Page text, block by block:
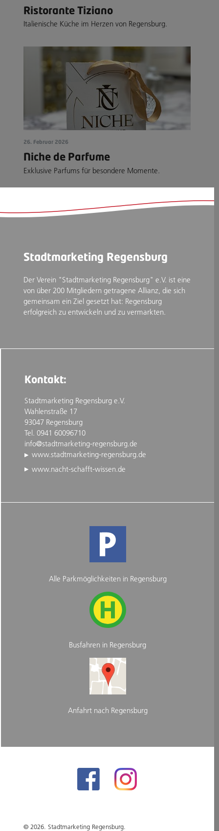
Ristorante Tiziano
Italienische Küche im Herzen von Regensburg.
26. Februar 2026
Niche de Parfume
Exklusive Parfums für besondere Momente.
Stadtmarketing Regensburg
Der Verein "Stadtmarketing Regensburg" e.V. ist eine
von über 200 Mitgliedern getragene Allianz, die sich
gemeinsam ein Ziel gesetzt hat: Regensburg
erfolgreich zu entwickeln und zu vermarkten.
Kontakt:
Stadtmarketing Regensburg e.V.
Wahlenstraße 17
93047 Regensburg
Tel. 0941 60096710
info@stadtmarketing-regensburg.de
www.stadtmarketing-regensburg.de
www.nacht-schafft-wissen.de
Alle Parkmöglichkeiten in Regensburg
Busfahren in Regensburg
Anfahrt nach Regensburg
© 2026. Stadtmarketing Regensburg.